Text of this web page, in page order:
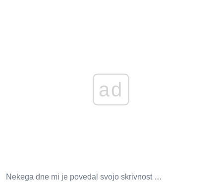
ad
Nekega dne mi je povedal svojo skrivnost …